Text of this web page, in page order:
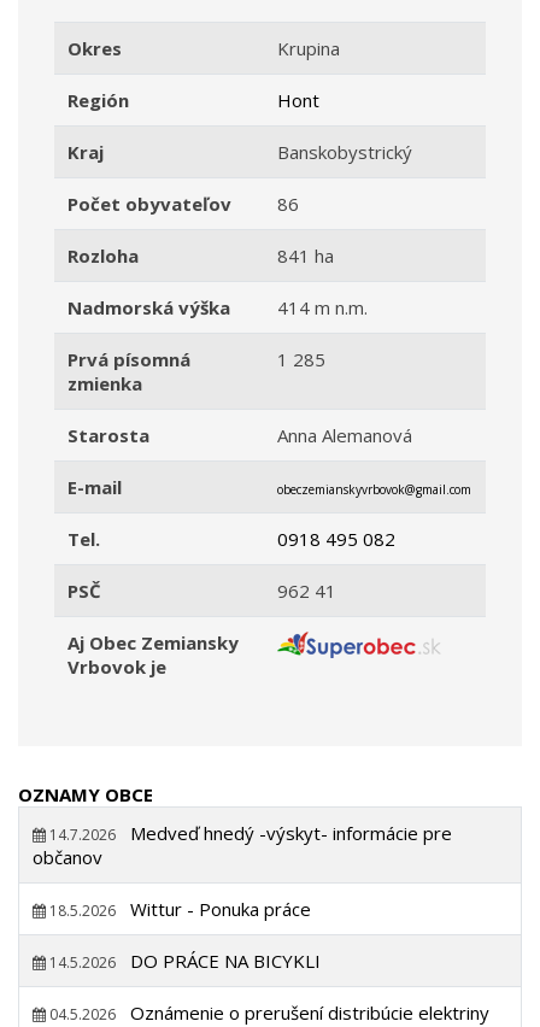
Okres Krupina
Región Hont
Kraj Banskobystrický
Počet obyvateľov 86
Rozloha 841 ha
Nadmorská výška 414 m n.m.
Prvá písomná
zmienka
1 285
Starosta Anna Alemanová
E-mail obeczemianskyvrbovok@gmail.com
Tel. 0918 495 082
PSČ 962 41
Aj Obec Zemiansky
Vrbovok je
OZNAMY OBCE
14.7.2026
Medveď hnedý -výskyt- informácie pre
občanov
18.5.2026 Wittur - Ponuka práce
14.5.2026 DO PRÁCE NA BICYKLI
04.5.2026
Oznámenie o prerušení distribúcie elektriny